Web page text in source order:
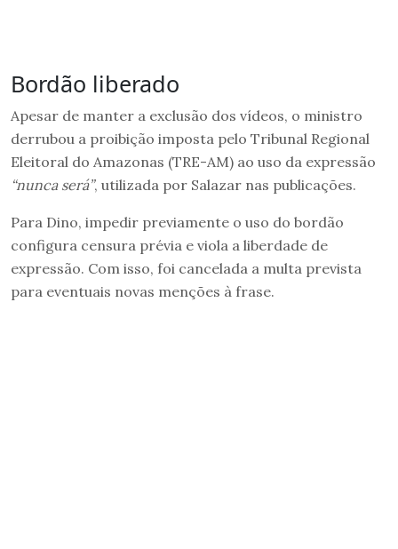
Bordão liberado
Apesar de manter a exclusão dos vídeos, o ministro
derrubou a proibição imposta pelo Tribunal Regional
Eleitoral do Amazonas (TRE-AM) ao uso da expressão
“nunca será”, utilizada por Salazar nas publicações.
Para Dino, impedir previamente o uso do bordão
configura censura prévia e viola a liberdade de
expressão. Com isso, foi cancelada a multa prevista
para eventuais novas menções à frase.